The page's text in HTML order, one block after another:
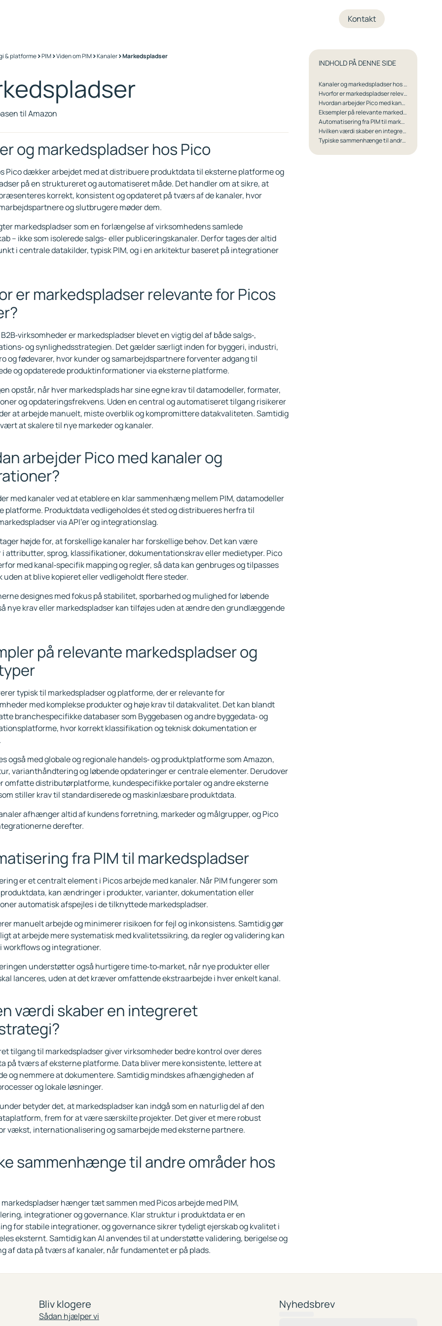
Kontakt
& platforme>PIM>Viden om PIM>Kanaler>Markedspladser
til Amazon
INDHOLD PÅ DENNE SIDE
Kanaler og markedspladser hos Pico
Hvorfor er markedspladser relevante for Picos kunder?
Hvordan arbejder Pico med kanaler og integrationer?
Eksempler på relevante markedspladser og kanaltyper
Automatisering fra PIM til markedspladser
Hvilken værdi skaber en integreret kanalstrategi?
Typiske sammenhænge til andre områder hos Pico
og markedspladser hos Pico
Pico dækker arbejdet med at distribuere produktdata til eksterne platforme og
på en struktureret og automatiseret måde. Det handler om at sikre, at
korrekt, konsistent og opdateret på tværs af de kanaler, hvor
og slutbrugere møder dem.
markedspladser som en forlængelse af virksomhedens samlede
– ikke som isolerede salgs- eller publiceringskanaler. Derfor tages der altid
i centrale datakilder, typisk PIM, og i en arkitektur baseret på integrationer
er markedspladser relevante for Picos
er markedspladser blevet en vigtig del af både salgs‑,
og synlighedsstrategien. Det gælder særligt inden for byggeri, industri,
og fødevarer, hvor kunder og samarbejdspartnere forventer adgang til
og opdaterede produktinformationer via eksterne platforme.
opstår, når hver markedsplads har sine egne krav til datamodeller, formater,
og opdateringsfrekvens. Uden en central og automatiseret tilgang risikerer
at arbejde manuelt, miste overblik og kompromittere datakvaliteten. Samtidig
at skalere til nye markeder og kanaler.
arbejder Pico med kanaler og
med kanaler ved at etablere en klar sammenhæng mellem PIM, datamodeller
platforme. Produktdata vedligeholdes ét sted og distribueres herfra til
via API’er og integrationslag.
højde for, at forskellige kanaler har forskellige behov. Det kan være
attributter, sprog, klassifikationer, dokumentationskrav eller medietyper. Pico
med kanal‑specifik mapping og regler, så data kan genbruges og tilpasses
uden at blive kopieret eller vedligeholdt flere steder.
designes med fokus på stabilitet, sporbarhed og mulighed for løbende
nye krav eller markedspladser kan tilføjes uden at ændre den grundlæggende
på relevante markedspladser og
typisk til markedspladser og platforme, der er relevante for
med komplekse produkter og høje krav til datakvalitet. Det kan blandt
branchespecifikke databaser som Byggebasen og andre byggedata‑ og
hvor korrekt klassifikation og teknisk dokumentation er
også med globale og regionale handels‑ og produktplatforme som Amazon,
varianthåndtering og løbende opdateringer er centrale elementer. Derudover
omfatte distributørplatforme, kundespecifikke portaler og andre eksterne
stiller krav til standardiserede og maskinlæsbare produktdata.
afhænger altid af kundens forretning, markeder og målgrupper, og Pico
derefter.
fra PIM til markedspladser
er et centralt element i Picos arbejde med kanaler. Når PIM fungerer som
kan ændringer i produkter, varianter, dokumentation eller
automatisk afspejles i de tilknyttede markedspladser.
manuelt arbejde og minimerer risikoen for fejl og inkonsistens. Samtidig gør
at arbejde mere systematisk med kvalitetssikring, da regler og validering kan
workflows og integrationer.
understøtter også hurtigere time‑to‑market, når nye produkter eller
lanceres, uden at det kræver omfattende ekstraarbejde i hver enkelt kanal.
værdi skaber en integreret
tilgang til markedspladser giver virksomheder bedre kontrol over deres
på tværs af eksterne platforme. Data bliver mere konsistente, lettere at
og nemmere at dokumentere. Samtidig mindskes afhængigheden af
og lokale løsninger.
betyder det, at markedspladser kan indgå som en naturlig del af den
frem for at være særskilte projekter. Det giver et mere robust
vækst, internationalisering og samarbejde med eksterne partnere.
sammenhænge til andre områder hos
markedspladser hænger tæt sammen med Picos arbejde med PIM,
integrationer og governance. Klar struktur i produktdata er en
for stabile integrationer, og governance sikrer tydeligt ejerskab og kvalitet i
eksternt. Samtidig kan AI anvendes til at understøtte validering, berigelse og
af data på tværs af kanaler, når fundamentet er på plads.
Bliv klogere
Sådan hjælper vi
Nyhedsbrev